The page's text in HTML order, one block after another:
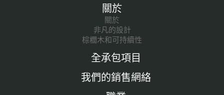
關於
關於
非凡的設計
棕櫚木和可持續性
全承包項目
我們的銷售網絡